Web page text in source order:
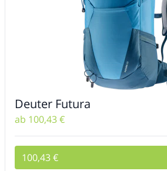
Deuter Futura
ab 100,43 €
100,43 €